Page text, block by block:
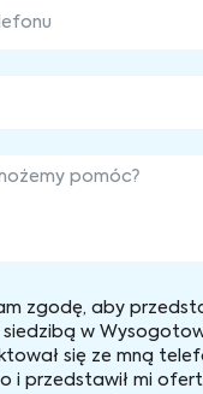
zgodę, aby
siedzibą w
się ze mną
i przedstawił mi